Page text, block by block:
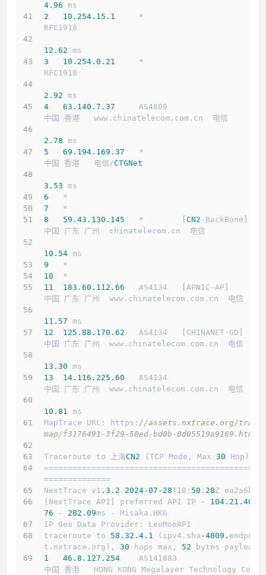
4.96 ms
2
10.254 .15 .1
     *
RFC1918
12.62 ms
3
10.254 .0 .21
     *
RFC1918
2.92 ms
4
63.140 .7 .37
     AS4809
中国 香港   www.chinatelecom.com.cn  电信
2.78 ms
5
69.194 .169 .37
   *
中国 香港   电信/CTGNet
3.53 ms
6
   *
7
   *
8
59.43 .130 .145
   *        [
CN2 -BackBone]
中国 广东 广州  chinatelecom.cn  电信
10.54 ms
9
   *
10
  *
11
183.60 .112 .66
   AS4134   [APNIC-AP]
中国 广东 广州  www.chinatelecom.com.cn  电信
11.57 ms
12
125.88 .170 .62
   AS4134   [CHINANET-GD]
中国 广东 广州  www.chinatelecom.com.cn  电信
13.30 ms
13
14.116 .225 .60
   AS4134
中国 广东 广州  www.chinatelecom.com.cn  电信
10.81 ms
MapTrace URL: https: //assets.nxtrace.org/trace
map/f3176491-3f29-50ed-bd0b-8d05519a9169.html
Traceroute to 上海CN2 (TCP Mode, Max 30 Hop)
==============================================
==============
NextTrace v1 .3 .2 2024-07 -28T10: 50 : 28Z ea2a6b5
[NextTrace API] preferred API IP - 104.21 .40
76 - 282.09ms - Misaka.HKG
IP Geo Data Provider: LeoMoeAPI
traceroute to 58.32 .4 .1 (ipv4.sha -4809. endpoin
t.nxtrace.org), 30 hops max, 52 bytes payload
1
46.8 .127 .254
    AS141883
中国 香港   HONG KONG Megalayer Technology Co